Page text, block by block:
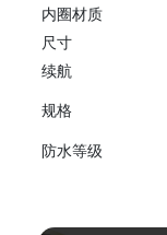
内圈材质
尺寸
续航
规格
防水等级